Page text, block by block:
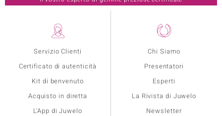
Servizio Clienti
Certificato di autenticità
Kit di benvenuto
Acquisto in diretta
L'App di Juwelo
Chi Siamo
Presentatori
Esperti
La Rivista di Juwelo
Newsletter